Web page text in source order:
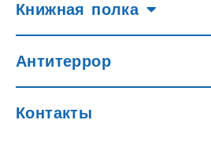
Книжная полка
Антитеррор
Контакты